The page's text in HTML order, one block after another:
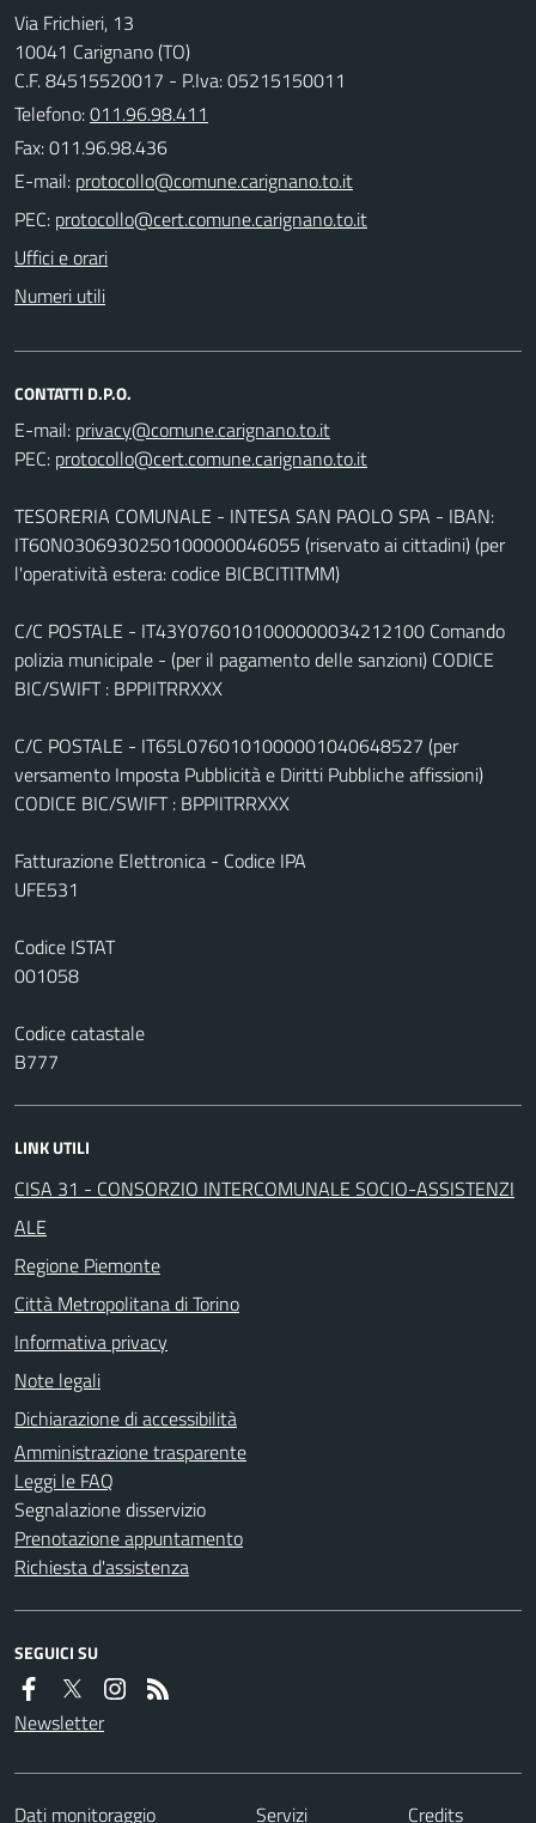
Via Frichieri, 13
10041 Carignano (TO)
C.F. 84515520017 - P.Iva: 05215150011
Telefono:011.96.98.411
Fax: 011.96.98.436
E-mail:
PEC:
Uffici e orari
Numeri utili
CONTATTI D.P.O.
E-mail:
PEC:
TESORERIA COMUNALE - INTESA SAN PAOLO SPA - IBAN:
IT60N0306930250100000046055 (riservato ai cittadini) (per
l'operatività estera: codice BICBCITITMM)
C/C POSTALE - IT43Y0760101000000034212100 Comando
polizia municipale - (per il pagamento delle sanzioni) CODICE
BIC/SWIFT : BPPIITRRXXX
C/C POSTALE - IT65L0760101000001040648527 (per
versamento Imposta Pubblicità e Diritti Pubbliche affissioni)
CODICE BIC/SWIFT : BPPIITRRXXX
Fatturazione Elettronica - Codice IPA
UFE531
Codice ISTAT
001058
Codice catastale
B777
LINK UTILI
CISA 31 - CONSORZIO INTERCOMUNALE SOCIO-ASSISTENZI
ALE
Regione Piemonte
Città Metropolitana di Torino
Informativa privacy
Note legali
Dichiarazione di accessibilità
Amministrazione trasparente
Leggi le FAQ
Segnalazione disservizio
Prenotazione appuntamento
Richiesta d'assistenza
SEGUICI SU
Newsletter
Dati monitoraggio Servizi Credits